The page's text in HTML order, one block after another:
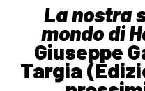
La nostra
mondo di
Giuseppe
Targia